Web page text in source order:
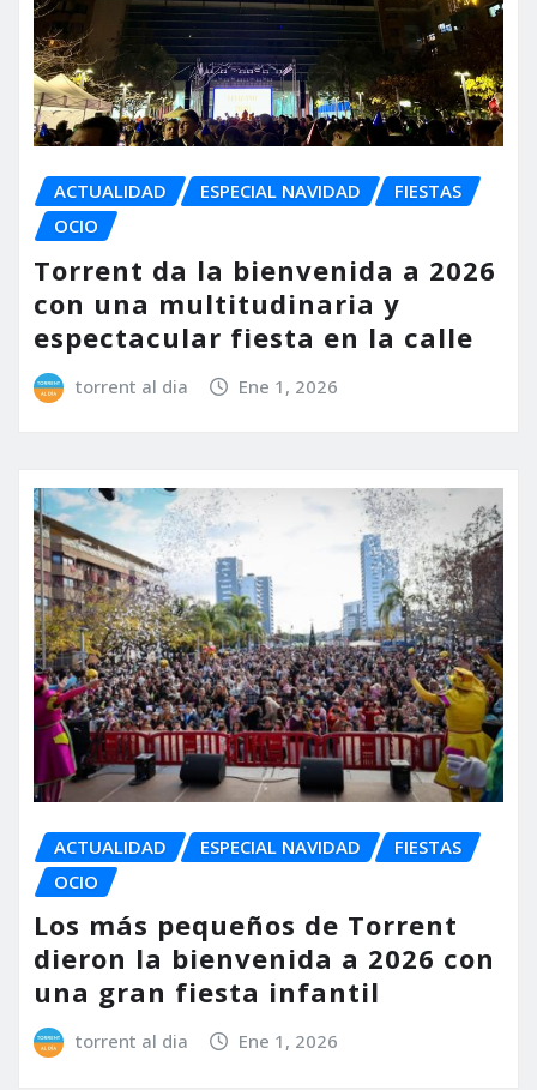
ACTUALIDAD ESPECIAL NAVIDAD
FIESTAS
OCIO
Torrent da la bienvenida a 2026
con una multitudinaria y
espectacular fiesta en la calle
torrent al dia Ene 1, 2026
ACTUALIDAD ESPECIAL NAVIDAD
FIESTAS
OCIO
Los más pequeños de Torrent
dieron la bienvenida a 2026 con
una gran fiesta infantil
torrent al dia Ene 1, 2026